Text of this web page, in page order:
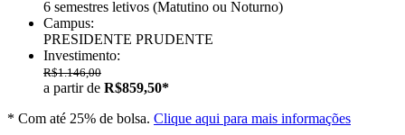
6 semestres letivos (Matutino ou Noturno)
Campus:
PRESIDENTE PRUDENTE
Investimento:
R$1.146,00
a partir de R$859,50*
* Com até 25% de bolsa. Clique aqui para mais informações